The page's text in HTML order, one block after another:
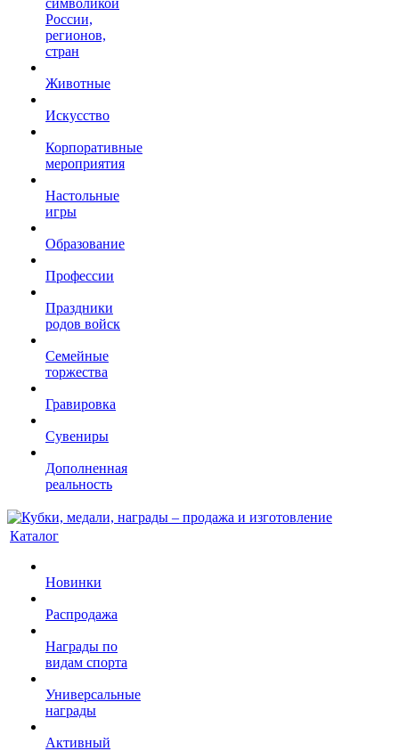
символикой
России,
регионов,
стран
Животные
Искусство
Корпоративные
мероприятия
Настольные
игры
Образование
Профессии
Праздники
родов войск
Семейные
торжества
Гравировка
Сувениры
Дополненная
реальность
Каталог
Новинки
Распродажа
Награды по
видам спорта
Универсальные
награды
Активный